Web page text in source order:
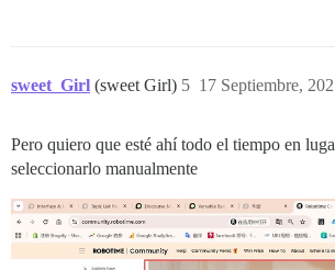
sweet_Girl (sweet Girl) 17 Septiembre,
5
Pero quiero que esté ahí todo el tiempo en
seleccionarlo manualmente